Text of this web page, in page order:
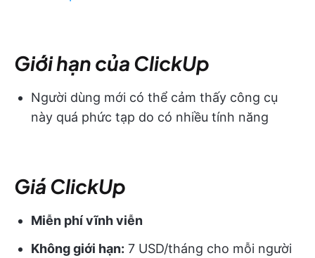
Giới hạn của ClickUp
Người dùng mới có thể cảm thấy công cụ
này quá phức tạp do có nhiều tính năng
Giá ClickUp
Miễn phí vĩnh viễn
Không giới hạn: 7 USD/tháng cho mỗi người